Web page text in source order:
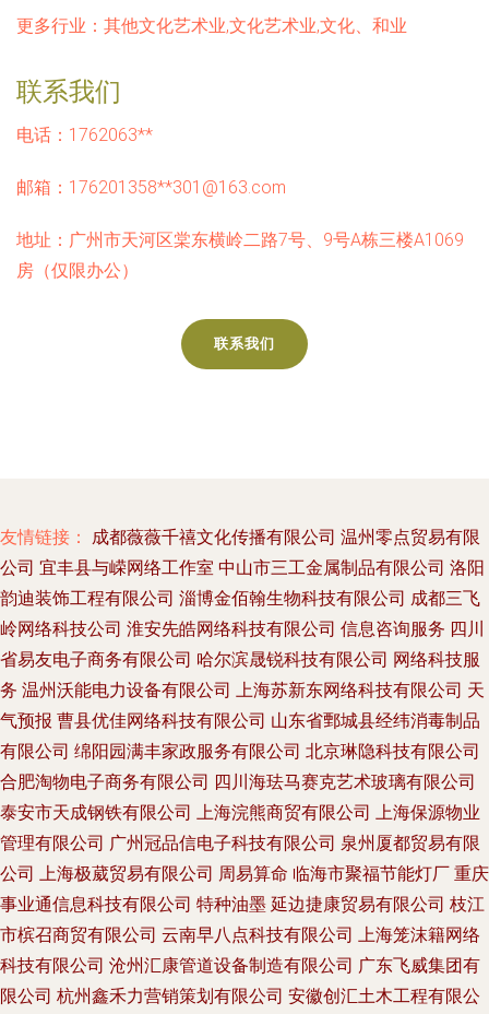
更多行业： 其他文化艺术业,文化艺术业,文化、和业
联系我们
电话：1762063**
邮箱：176201358**301@163.com
地址：广州市天河区棠东横岭二路7号、9号A栋三楼A1069
房（仅限办公）
联系我们
友情链接： 成都薇薇千禧文化传播有限公司 温州零点贸易有限
公司 宜丰县与嵘网络工作室 中山市三工金属制品有限公司 洛阳
韵迪装饰工程有限公司 淄博金佰翰生物科技有限公司 成都三飞
岭网络科技公司 淮安先皓网络科技有限公司 信息咨询服务 四川
省易友电子商务有限公司 哈尔滨晟锐科技有限公司 网络科技服
务 温州沃能电力设备有限公司 上海苏新东网络科技有限公司 天
气预报 曹县优佳网络科技有限公司 山东省鄄城县经纬消毒制品
有限公司 绵阳园满丰家政服务有限公司 北京琳隐科技有限公司
合肥淘物电子商务有限公司 四川海珐马赛克艺术玻璃有限公司
泰安市天成钢铁有限公司 上海浣熊商贸有限公司 上海保源物业
管理有限公司 广州冠品信电子科技有限公司 泉州厦都贸易有限
公司 上海极葳贸易有限公司 周易算命 临海市聚福节能灯厂 重庆
事业通信息科技有限公司 特种油墨 延边捷康贸易有限公司 枝江
市槟召商贸有限公司 云南早八点科技有限公司 上海笼沫籍网络
科技有限公司 沧州汇康管道设备制造有限公司 广东飞威集团有
限公司 杭州鑫禾力营销策划有限公司 安徽创汇土木工程有限公